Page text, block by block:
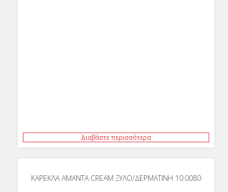
Διαβάστε περισσότερα
ΚΑΡΕΚΛΑ ΑΜΑΝΤΑ CREAM ΞΥΛΟ/ΔΕΡΜΑΤΙΝΗ 10.0080